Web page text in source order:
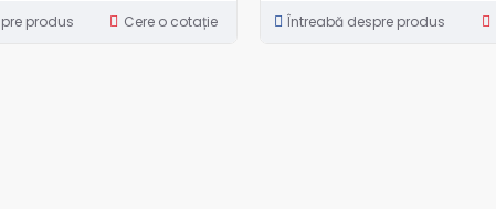
produs Cere o cotație Întreabă despre produs